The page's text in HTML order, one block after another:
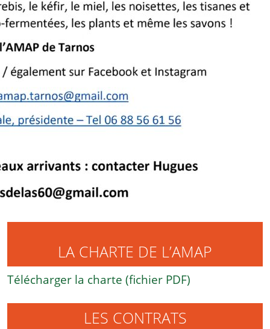
LA CHARTE DE L’AMAP
Télécharger la charte (fichier PDF)
LES CONTRATS